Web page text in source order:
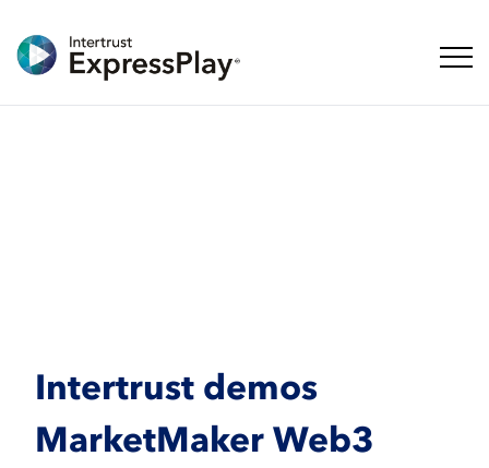
ナビ
Intertrust demos
MarketMaker Web3